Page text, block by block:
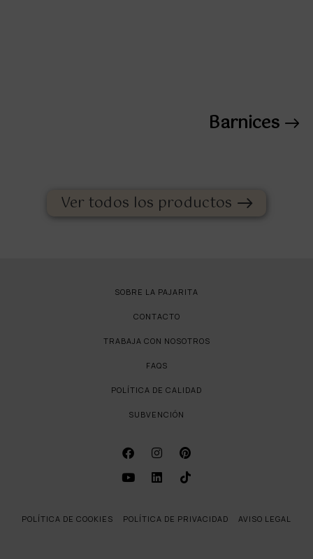
Barnices
Ver todos los productos
SOBRE LA PAJARITA
CONTACTO
TRABAJA CON NOSOTROS
FAQS
POLÍTICA DE CALIDAD
SUBVENCIÓN
POLÍTICA DE COOKIES POLÍTICA DE PRIVACIDAD AVISO LEGAL